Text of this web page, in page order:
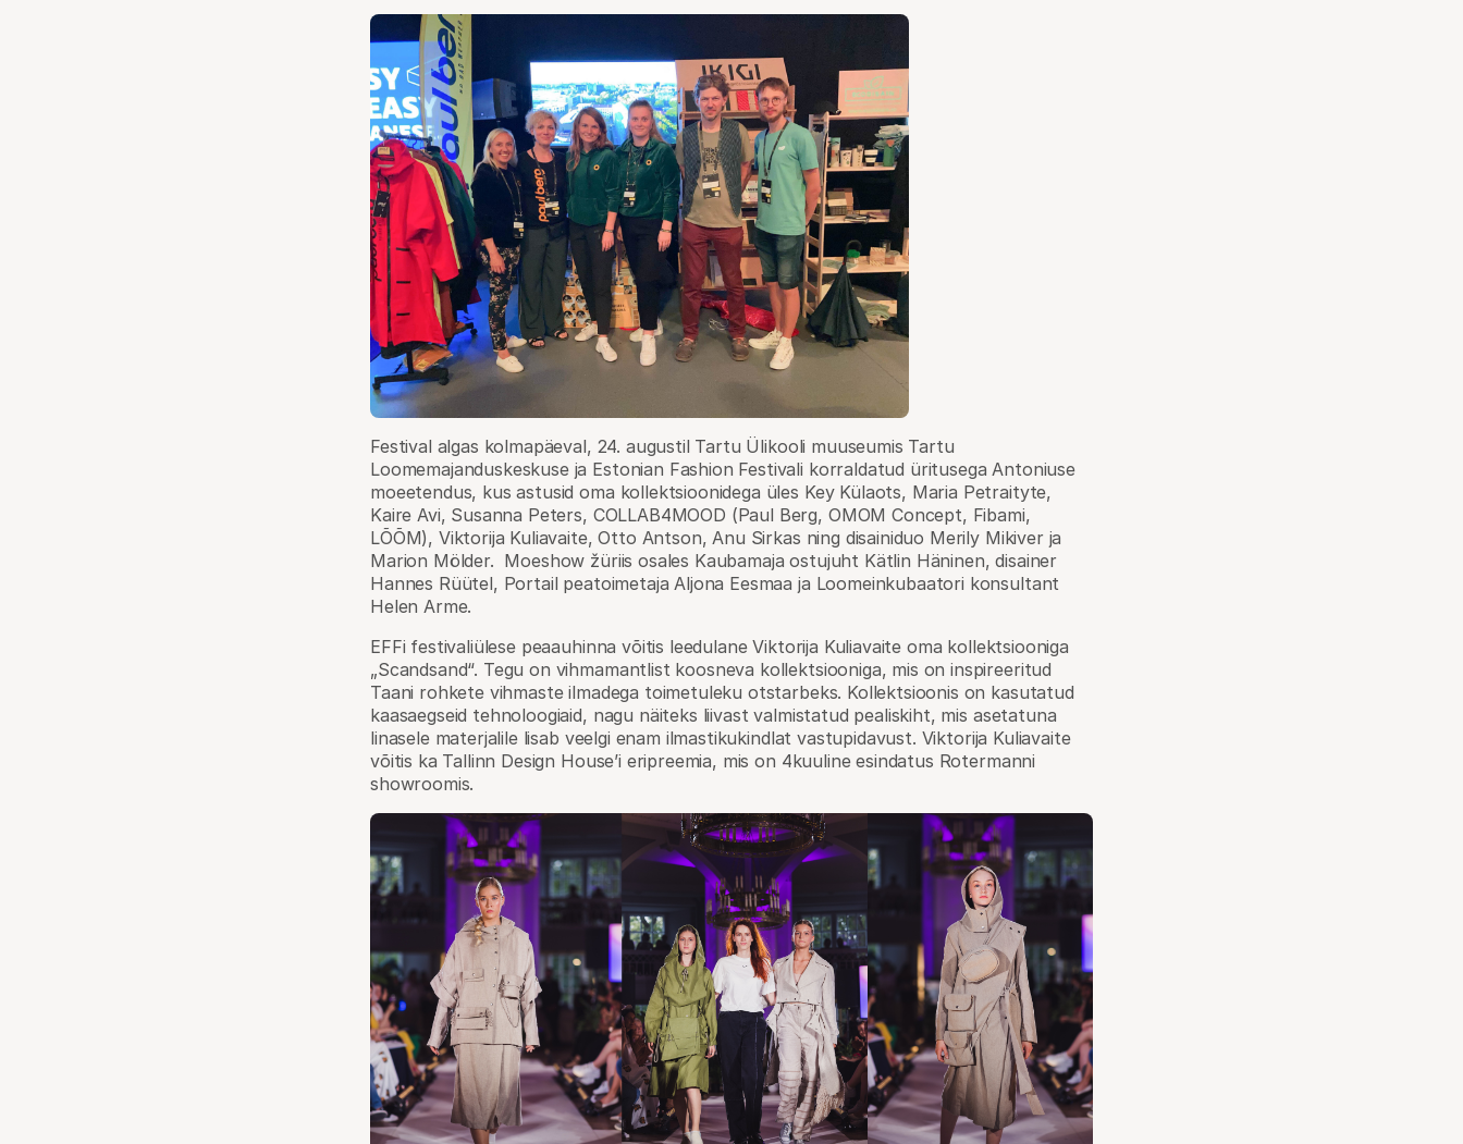
Festival algas kolmapäeval, 24. augustil Tartu Ülikooli muuseumis Tartu
Loomemajanduskeskuse ja Estonian Fashion Festivali korraldatud üritusega Antoniuse
moeetendus, kus astusid oma kollektsioonidega üles Key Külaots, Maria Petraityte,
Kaire Avi, Susanna Peters, COLLAB4MOOD (Paul Berg, OMOM Concept, Fibami,
LÕÕM), Viktorija Kuliavaite, Otto Antson, Anu Sirkas ning disainiduo Merily Mikiver ja
Marion Mölder. Moeshow žüriis osales Kaubamaja ostujuht Kätlin Häninen, disainer
Hannes Rüütel, Portail peatoimetaja Aljona Eesmaa ja Loomeinkubaatori konsultant
Helen Arme.
EFFi festivaliülese peaauhinna võitis leedulane Viktorija Kuliavaite oma kollektsiooniga
„Scandsand“. Tegu on vihmamantlist koosneva kollektsiooniga, mis on inspireeritud
Taani rohkete vihmaste ilmadega toimetuleku otstarbeks. Kollektsioonis on kasutatud
kaasaegseid tehnoloogiaid, nagu näiteks liivast valmistatud pealiskiht, mis asetatuna
linasele materjalile lisab veelgi enam ilmastikukindlat vastupidavust. Viktorija Kuliavaite
võitis ka Tallinn Design House’i eripreemia, mis on 4kuuline esindatus Rotermanni
showroomis.